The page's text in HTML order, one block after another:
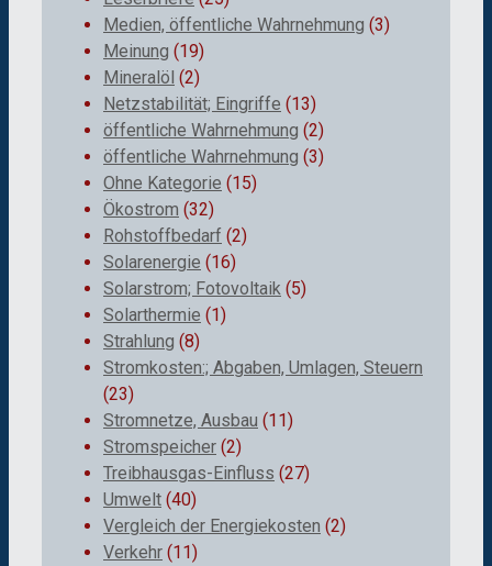
Medien, öffentliche Wahrnehmung (3)
Meinung (19)
Mineralöl (2)
Netzstabilität; Eingriffe (13)
öffentliche Wahrnehmung (2)
öffentliche Wahrnehmung (3)
Ohne Kategorie (15)
Ökostrom (32)
Rohstoffbedarf (2)
Solarenergie (16)
Solarstrom; Fotovoltaik (5)
Solarthermie (1)
Strahlung (8)
Stromkosten:; Abgaben, Umlagen, Steuern
(23)
Stromnetze, Ausbau (11)
Stromspeicher (2)
Treibhausgas-Einfluss (27)
Umwelt (40)
Vergleich der Energiekosten (2)
Verkehr (11)